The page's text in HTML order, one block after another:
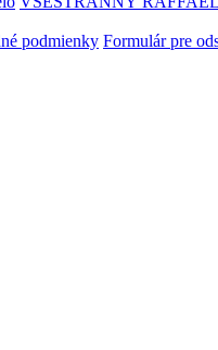
podmienky Formulár pre